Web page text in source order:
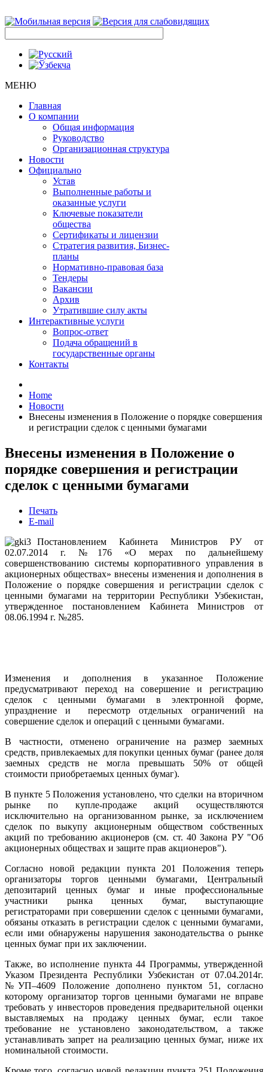
МЕНЮ
Главная
О компании
Общая информация
Руководство
Организационная структура
Новости
Официально
Устав
Выполненные работы и
оказанные услуги
Ключевые показатели
общества
Сертификаты и лицензии
Стратегия развития, Бизнес-
планы
Нормативно-правовая база
Тендеры
Вакансии
Архив
Утратившие силу акты
Интерактивные услуги
Вопрос-ответ
Подача обращений в
государственные органы
Контакты
Home
Новости
Внесены изменения в Положение о порядке совершения
и регистрации сделок с ценными бумагами
Внесены изменения в Положение о
порядке совершения и регистрации
сделок с ценными бумагами
Печать
E-mail
Постановлением Кабинета Министров РУ от
02.07.2014 г. №176 «О мерах по дальнейшему
совершенствованию системы корпоративного управления в
акционерных обществах» внесены изменения и дополнения в
Положение о порядке совершения и регистрации сделок с
ценными бумагами на территории Республики Узбекистан,
утвержденное постановлением Кабинета Министров от
08.06.1994 г. №285.
Изменения и дополнения в указанное Положение
предусматривают переход на совершение и регистрацию
сделок с ценными бумагами в электронной форме,
упразднение и пересмотр отдельных ограничений на
совершение сделок и операций с ценными бумагами.
В частности, отменено ограничение на размер заемных
средств, привлекаемых для покупки ценных бумаг (ранее доля
заемных средств не могла превышать 50% от общей
стоимости приобретаемых ценных бумаг).
В пункте 5 Положения установлено, что сделки на вторичном
рынке по купле-продаже акций осуществляются
исключительно на организованном рынке, за исключением
сделок по выкупу акционерным обществом собственных
акций по требованию акционеров (см. ст. 40 Закона РУ "Об
акционерных обществах и защите прав акционеров").
Согласно новой редакции пункта 201 Положения теперь
организаторы торгов ценными бумагами, Центральный
депозитарий ценных бумаг и иные профессиональные
участники рынка ценных бумаг, выступающие
регистраторами при совершении сделок с ценными бумагами,
обязаны отказать в регистрации сделок с ценными бумагами,
если ими обнаружены нарушения законодательства о рынке
ценных бумаг при их заключении.
Также, во исполнение пункта 44 Программы, утвержденной
Указом Президента Республики Узбекистан от 07.04.2014г.
№УП–4609 Положение дополнено пунктом 51, согласно
которому организатор торгов ценными бумагами не вправе
требовать у инвесторов проведения предварительной оценки
выставляемых на продажу ценных бумаг, если такое
требование не установлено законодательством, а также
устанавливать запрет на реализацию ценных бумаг, ниже их
номинальной стоимости.